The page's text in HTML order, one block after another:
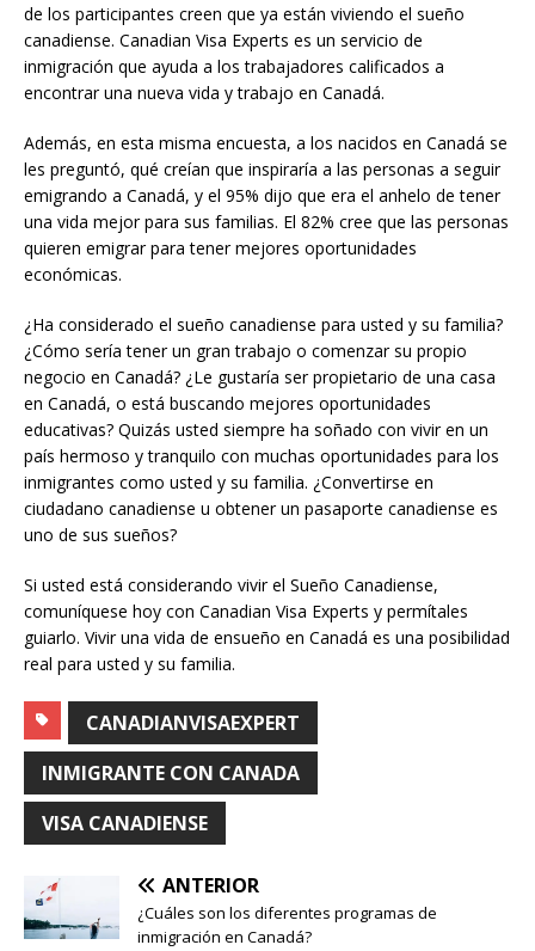
de los participantes creen que ya están viviendo el sueño
canadiense. Canadian Visa Experts es un servicio de
inmigración que ayuda a los trabajadores calificados a
encontrar una nueva vida y trabajo en Canadá.
Además, en esta misma encuesta, a los nacidos en Canadá se
les preguntó, qué creían que inspiraría a las personas a seguir
emigrando a Canadá, y el 95% dijo que era el anhelo de tener
una vida mejor para sus familias. El 82% cree que las personas
quieren emigrar para tener mejores oportunidades
económicas.
¿Ha considerado el sueño canadiense para usted y su familia?
¿Cómo sería tener un gran trabajo o comenzar su propio
negocio en Canadá? ¿Le gustaría ser propietario de una casa
en Canadá, o está buscando mejores oportunidades
educativas? Quizás usted siempre ha soñado con vivir en un
país hermoso y tranquilo con muchas oportunidades para los
inmigrantes como usted y su familia. ¿Convertirse en
ciudadano canadiense u obtener un pasaporte canadiense es
uno de sus sueños?
Si usted está considerando vivir el Sueño Canadiense,
comuníquese hoy con Canadian Visa Experts y permítales
guiarlo. Vivir una vida de ensueño en Canadá es una posibilidad
real para usted y su familia.
CANADIANVISAEXPERT
INMIGRANTE CON CANADA
VISA CANADIENSE
ANTERIOR
¿Cuáles son los diferentes programas de
inmigración en Canadá?